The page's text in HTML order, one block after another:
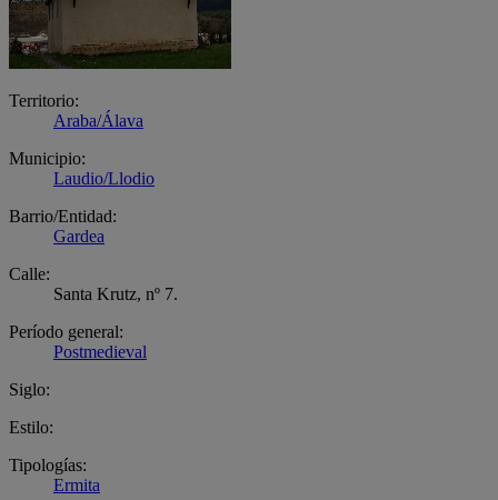
Territorio:
Araba/Álava
Municipio:
Laudio/Llodio
Barrio/Entidad:
Gardea
Calle:
Santa Krutz, nº 7.
Período general:
Postmedieval
Siglo:
Estilo:
Tipologías:
Ermita